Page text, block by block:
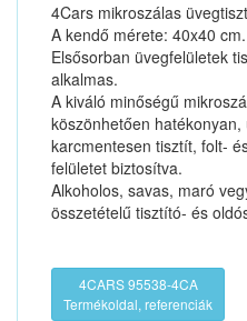
4Cars mikroszálas
A kendő mérete: 40x40 cm.
Elsősorban üvegfelületek
alkalmas.
A kiváló minőségű
köszönhetően
karcmentesen tisztít, folt-
felületet biztosítva.
Alkoholos, savas, maró
összetételű tisztító- és
4CARS 95538-4CA
Termékoldal, referenciák